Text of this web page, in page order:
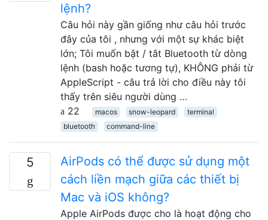
lệnh?
Câu hỏi này gần giống như câu hỏi trước
đây của tôi , nhưng với một sự khác biệt
lớn; Tôi muốn bật / tắt Bluetooth từ dòng
lệnh (bash hoặc tương tự), KHÔNG phải từ
AppleScript - câu trả lời cho điều này tôi
thấy trên siêu người dùng …
22
macos snow-leopard
terminal
bluetooth
command-line
5
AirPods có thể được sử dụng một
cách liền mạch giữa các thiết bị
Mac và iOS không?
Apple AirPods được cho là hoạt động cho